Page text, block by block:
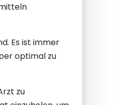
Es ist immer
optimal zu
zu